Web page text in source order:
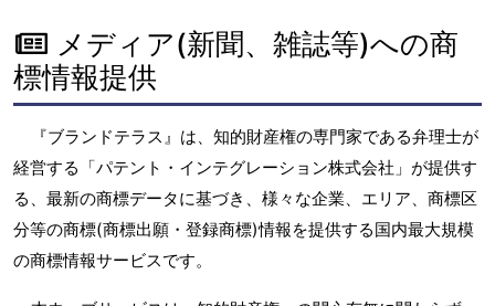
メディア(新聞、雑誌等)への商
標情報提供
『ブランドテラス』は、知的財産権の専門家である弁理士が
経営する「パテント・インテグレーション株式会社」が提供す
る、最新の商標データに基づき、様々な企業、エリア、商標区
分等の商標(商標出願・登録商標)情報を提供する国内最大規模
の商標情報サービスです。